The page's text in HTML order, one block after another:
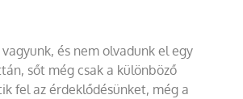
és nem olvadunk el egy
sőt még csak a különböző
fel az érdeklődésünket, még a